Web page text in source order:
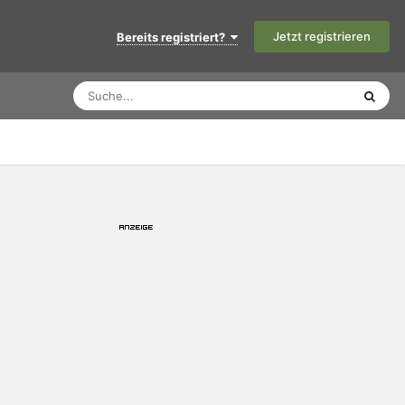
Bereits registriert? Jetzt registrieren